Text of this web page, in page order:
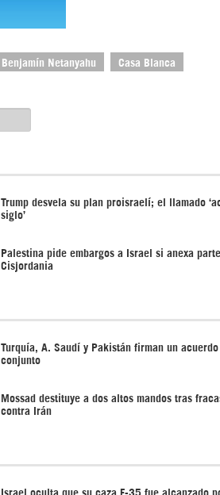
Benjamín Netanyahu Casa Blanca
Trump desvela su plan proisraelí; el llamado
siglo’
Palestina pide embargos a Israel si anexa
Cisjordania
Turquía, A. Saudí y Pakistán firman un acuerdo
conjunto
Mossad destituye a dos altos mandos tras
contra Irán
Israel oculta que su caza F-35 fue alcanzado